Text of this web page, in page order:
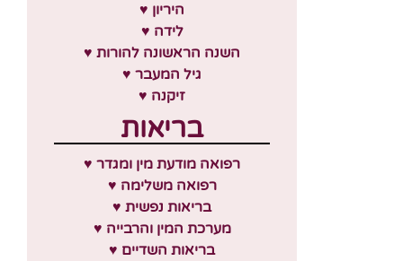
♥ היריון
♥ לידה
♥ השנה הראשונה להורות
♥ גיל המעבר
♥ זיקנה
בריאות
♥ רפואה מודעת מין ומגדר
♥ רפואה משלימה
♥ בריאות נפשית
♥ מערכת המין והרבייה
♥ בריאות השדיים